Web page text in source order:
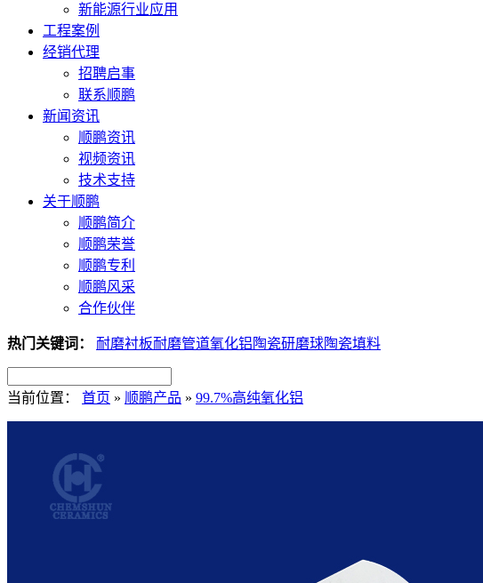
新能源行业应用
工程案例
经销代理
招聘启事
联系顺鹏
新闻资讯
顺鹏资讯
视频资讯
技术支持
关于顺鹏
顺鹏简介
顺鹏荣誉
顺鹏专利
顺鹏风采
合作伙伴
热门关键词： 耐磨衬板耐磨管道氧化铝陶瓷研磨球陶瓷填料
当前位置： 首页 » 顺鹏产品 » 99.7%高纯氧化铝